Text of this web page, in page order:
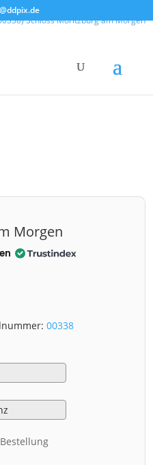
Schloss Moritzburg am Morgen
Morgen
00338